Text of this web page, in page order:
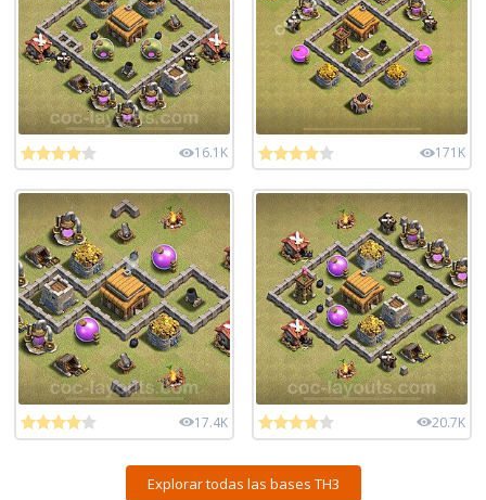
16.1K 171K
17.4K 20.7K
Explorar todas las bases TH3